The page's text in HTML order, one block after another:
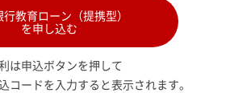
教育ローン（提携型）
を申し込む
は申込ボタンを押して
コードを入力すると表示されます。